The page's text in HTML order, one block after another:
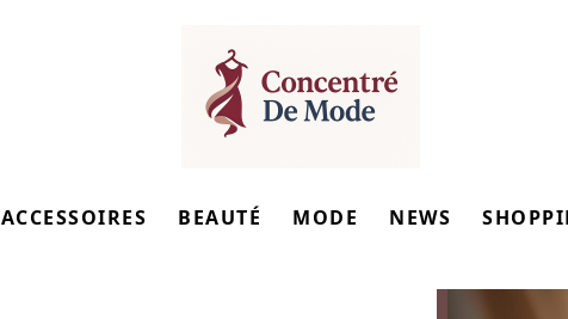
ACCESSOIRES BEAUTÉ MODE NEWS